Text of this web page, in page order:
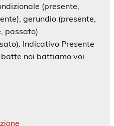
(presente,
gerundio (presente,
passato)
Indicativo Presente
noi battiamo voi